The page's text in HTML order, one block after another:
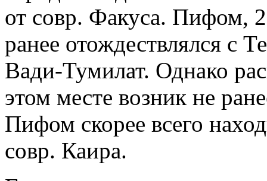
от совр. Факуса. Пифом,
ранее отождествлялся с
Вади-Тумилат. Однако
этом месте возник не
Пифом скорее всего
совр. Каира.